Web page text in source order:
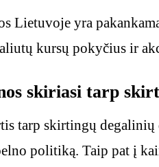
Lietuvoje yra
kursų pokyčius ir
skiriasi tarp
tarp skirtingų
politiką. Taip pat į